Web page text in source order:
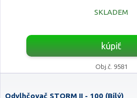
SKLADEM
kúpiť
Obj.č. 9581
Odvlhčovač STORM II - 100 (Bílý)